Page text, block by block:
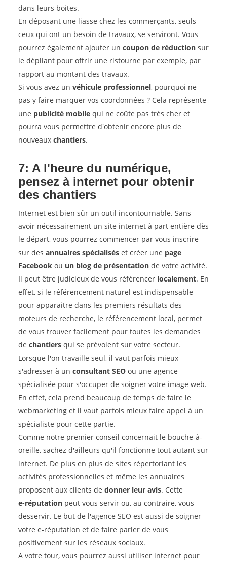
dans leurs boites.
En déposant une liasse chez les commerçants, seuls
ceux qui ont un besoin de travaux, se serviront. Vous
pourrez également ajouter un coupon de réduction sur
le dépliant pour offrir une ristourne par exemple, par
rapport au montant des travaux.
Si vous avez un véhicule professionnel, pourquoi ne
pas y faire marquer vos coordonnées ? Cela représente
une publicité mobile qui ne coûte pas très cher et
pourra vous permettre d'obtenir encore plus de
nouveaux chantiers.
7: A l'heure du numérique,
pensez à internet pour obtenir
des chantiers
Internet est bien sûr un outil incontournable. Sans
avoir nécessairement un site internet à part entière dès
le départ, vous pourrez commencer par vous inscrire
sur des annuaires spécialisés et créer une page
Facebook ou un blog de présentation de votre activité.
Il peut être judicieux de vous référencer localement. En
effet, si le référencement naturel est indispensable
pour apparaitre dans les premiers résultats des
moteurs de recherche, le référencement local, permet
de vous trouver facilement pour toutes les demandes
de chantiers qui se prévoient sur votre secteur.
Lorsque l'on travaille seul, il vaut parfois mieux
s'adresser à un consultant SEO ou une agence
spécialisée pour s'occuper de soigner votre image web.
En effet, cela prend beaucoup de temps de faire le
webmarketing et il vaut parfois mieux faire appel à un
spécialiste pour cette partie.
Comme notre premier conseil concernait le bouche-à-
oreille, sachez d'ailleurs qu'il fonctionne tout autant sur
internet. De plus en plus de sites répertoriant les
activités professionnelles et même les annuaires
proposent aux clients de donner leur avis. Cette
e-réputation peut vous servir ou, au contraire, vous
desservir. Le but de l'agence SEO est aussi de soigner
votre e-réputation et de faire parler de vous
positivement sur les réseaux sociaux.
A votre tour, vous pourrez aussi utiliser internet pour